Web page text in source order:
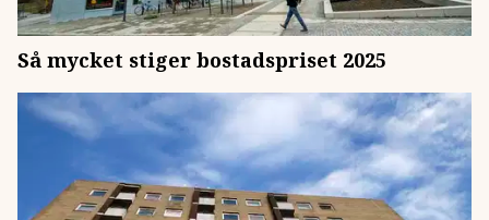
Så mycket stiger bostadspriset 2025